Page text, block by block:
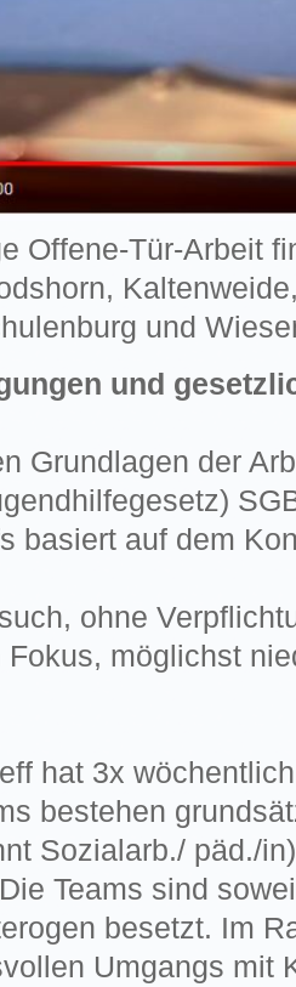
Offene-Tür-Arbeit
und
und
Grundlagen der
basiert auf dem
ohne
möglichst
hat 3x
bestehen
Sozialarb./ päd./
Teams sind
besetzt. Im
Umgangs mit